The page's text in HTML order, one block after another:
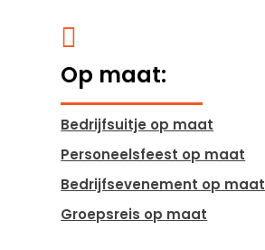

Op maat:
Bedrijfsuitje op maat
Personeelsfeest op maat
Bedrijfsevenement op maat
Groepsreis op maat